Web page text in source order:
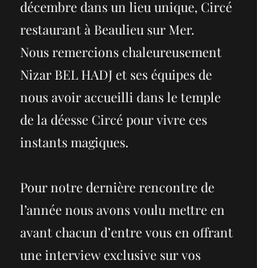
décembre dans un lieu unique, Circé
restaurant à Beaulieu sur Mer.
Nous remercions chaleureusement
Nizar BEL HADJ et ses équipes de
nous avoir accueilli dans le temple
de la déesse Circé pour vivre ces
instants magiques.
Pour notre dernière rencontre de
l’année nous avons voulu mettre en
avant chacun d’entre vous en offrant
une interview exclusive sur vos